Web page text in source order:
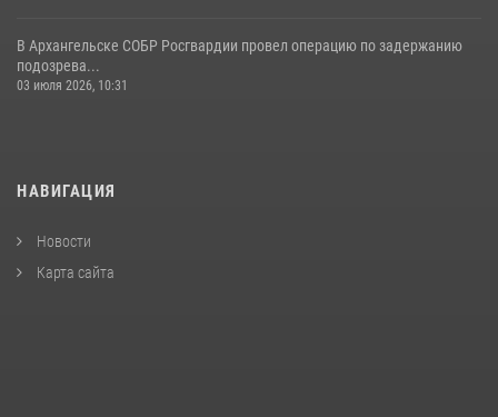
В Архангельске СОБР Росгвардии провел операцию по задержанию
подозрева...
03 июля 2026, 10:31
НАВИГАЦИЯ
Новости
Карта сайта